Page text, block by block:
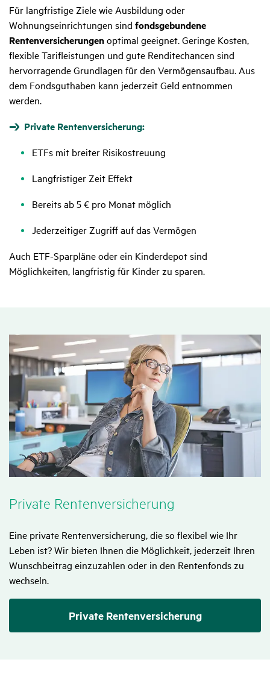
Für langfristige Ziele wie Ausbildung oder
Wohnungseinrichtungen sind fondsgebundene
Rentenversicherungenoptimal geeignet. Geringe Kosten,
flexible Tarifleistungen und gute Renditechancen sind
hervorragende Grundlagen für den Vermögensaufbau. Aus
dem Fondsguthaben kann jederzeit Geld entnommen
werden.
Private Rentenversicherung:
ETFs mit breiter Risikostreuung
Langfristiger Zeit Effekt
Bereits ab 5 € pro Monat möglich
Jederzeitiger Zugriff auf das Vermögen
Auch ETF-Sparpläne oder ein Kinderdepot sind
Möglichkeiten, langfristig für Kinder zu sparen.
Private Renten­ver­si­che­rung
Eine private Rentenversicherung, die so flexibel wie Ihr
Leben ist? Wir bieten Ihnen die Möglichkeit, jederzeit Ihren
Wunschbeitrag einzuzahlen oder in den Rentenfonds zu
wechseln.
Private Rentenversicherung